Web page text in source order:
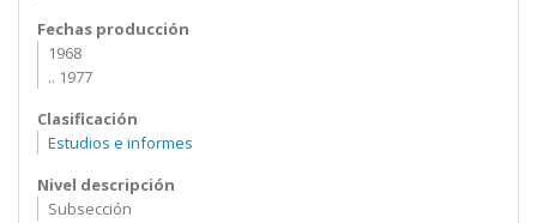
Fechas producción
1968
.. 1977
Clasificación
Estudios e informes
Nivel descripción
Subsección